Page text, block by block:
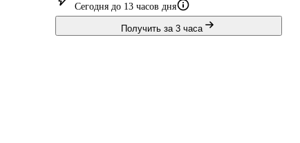
Сегодня до 13 часов дня
Получить за 3 часа